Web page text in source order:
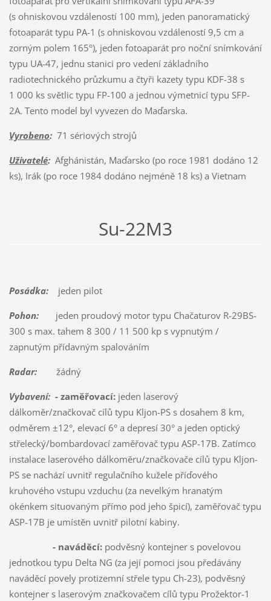
(s ohniskovou vzdáleností 100 mm), jeden panoramatický
fotoaparát typu PA-1 (s ohniskovou vzdáleností 9,5 cm a
zorným polem 165°), jeden fotoaparát pro noční snímkování
typu UA-47, jednu stanici pro vedení základního
radiotechnického průzkumu a čtyři kazety typu KDF-38 s
1 000 ks světlic typu FP-100 a jednou výmetnicí typu SFP-
2A. Tento model byl vyvezen do Maďarska.
Vyrobeno:71 sériových strojů
Uživatelé:Afghánistán, Maďarsko (po roce 1981 dodáno 12
ks), Irák (po roce 1984 dodáno nejméně 18 ks) a Vietnam
Su-22M3
Posádka:jeden pilot
Pohon:jeden proudový motor typu Chačaturov R-29BS-
300 s max. tahem 8 300 / 11 500 kp s vypnutým /
zapnutým přídavným spalováním
Radar:žádný
Vybavení: - zaměřovací:jeden laserový
dálkoměr/značkovač cílů typu Kljon-PS s dosahem 8 km,
odměrem ±12°, elevací 6° a depresí 30° a jeden optický
střelecký/bombardovací zaměřovač typu ASP-17B. Zatímco
instalace laserového dálkoměru/značkovače cílů typu Kljon-
PS se nachází uvnitř regulačního kužele příďového
kruhového vstupu vzduchu (za nevelkým hranatým
okénkem situovaným přímo pod jeho špicí), zaměřovač typu
ASP-17B je umístěn uvnitř pilotní kabiny.
- naváděcí:podvěsný kontejner s povelovou
jednotkou typu Delta NG (za její pomoci jsou předávány
naváděcí povely protizemní střele typu Ch-23), podvěsný
kontejner s laserovým značkovačem cílů typu Prožektor-1